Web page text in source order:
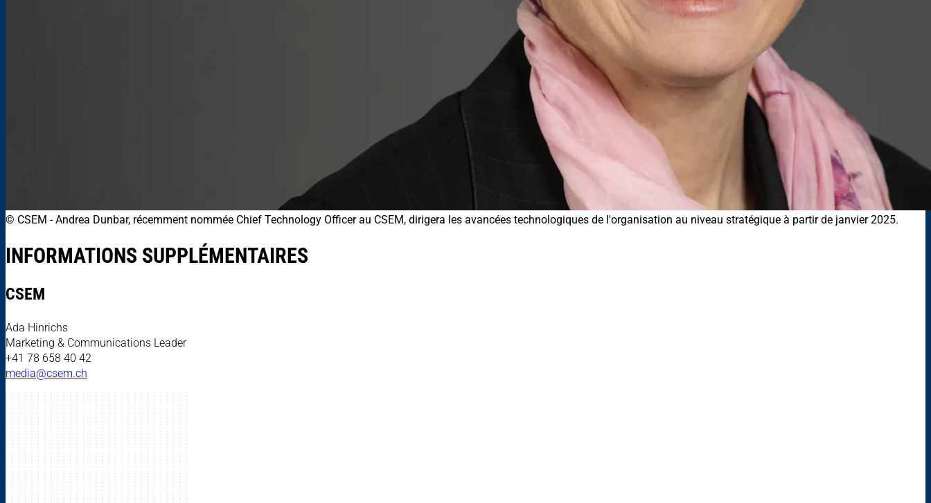
© CSEM -Andrea Dunbar, récemment nommée Chief Technology Officer au CSEM, dirigera les avancées technologiques de l'organisation au niveau stratégique à partir de janvier 2025.
INFORMATIONS SUPPLÉMENTAIRES
CSEM
Ada Hinrichs
Marketing & Communications Leader
+41 78 658 40 42
media@csem.ch